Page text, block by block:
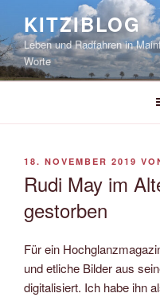
springen
KITZIBLOG
Leben und Radfahren in
Worte
VERÖFFENTLICHT
18. NOVEMBER 2019
Rudi May im
gestorben
Für ein
und etliche Bilder aus
digitalisiert. Ich habe ihn